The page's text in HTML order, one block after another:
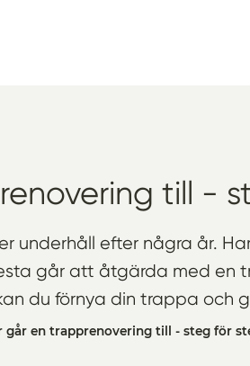
till -
underhåll efter några år.
går att åtgärda med en
du förnya din trappa och
går en trapprenovering till - steg för